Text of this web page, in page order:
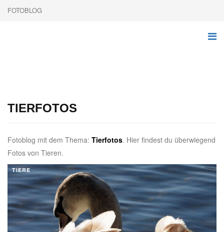
FOTOBLOG
TIERFOTOS
Fotoblog mit dem Thema: Tierfotos. Hier findest du überwiegend
Fotos von Tieren.
TIERE